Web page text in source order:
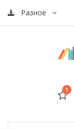
Разное
1